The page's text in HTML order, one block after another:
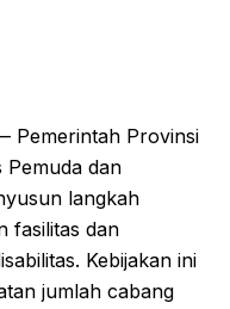
Pemerintah Provinsi
Pemuda dan
langkah
fasilitas dan
Kebijakan ini
jumlah cabang